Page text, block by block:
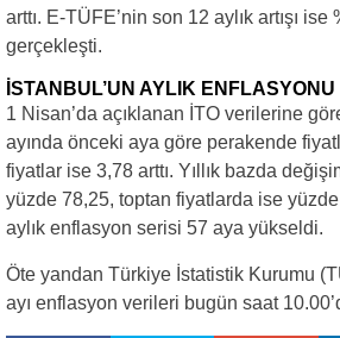
arttı. E-TÜFE’nin son 12 aylık artışı
gerçekleşti.
İSTANBUL’UN AYLIK
1 Nisan’da açıklanan İTO verilerine
ayında önceki aya göre perakende
fiyatlar ise 3,78 arttı. Yıllık bazda
yüzde 78,25, toptan fiyatlarda ise
aylık enflasyon serisi 57 aya yükseldi.
Öte yandan Türkiye İstatistik Kurumu
ayı enflasyon verileri bugün saat